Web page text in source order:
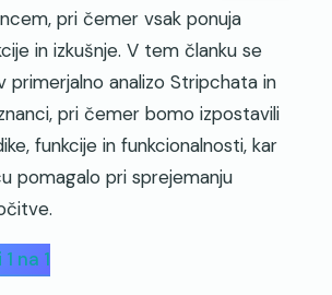
pri čemer vsak ponuja
in izkušnje. V tem članku se
primerjalno analizo Stripchata in
pri čemer bomo izpostavili
funkcije in funkcionalnosti, kar
pomagalo pri sprejemanju
na 1